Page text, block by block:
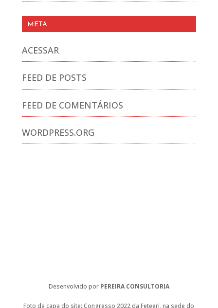
META
ACESSAR
FEED DE POSTS
FEED DE COMENTÁRIOS
WORDPRESS.ORG
Desenvolvido por PEREIRA CONSULTORIA
Foto da capa do site: Congresso 2022 da Feteerj, na sede do